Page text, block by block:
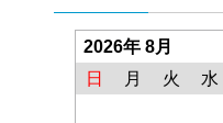
2026年 8月
日
月 火 水